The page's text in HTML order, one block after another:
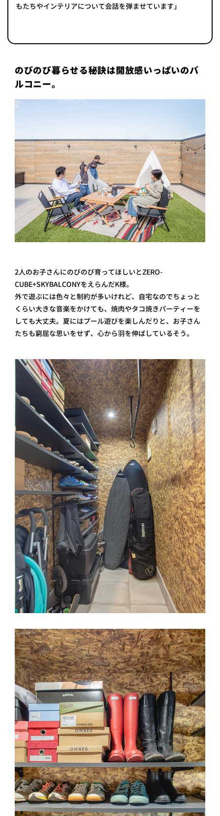
もたちやインテリアについて会話を弾ませています」
のびのび暮らせる秘訣は開放感いっぱいのバ
ルコニー。
2人のお子さんにのびのび育ってほしいとZERO-
CUBE+SKYBALCONYをえらんだK様。
外で遊ぶには色々と制約が多いけれど、自宅なのでちょっと
くらい大きな音楽をかけても、焼肉やタコ焼きパーティーを
しても大丈夫。夏にはプール遊びを楽しんだりと、お子さん
たちも窮屈な思いをせず、心から羽を伸ばしているそう。